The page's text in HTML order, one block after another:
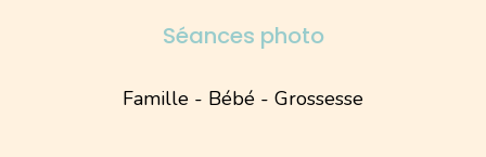
Séances photo
Famille - Bébé - Grossesse